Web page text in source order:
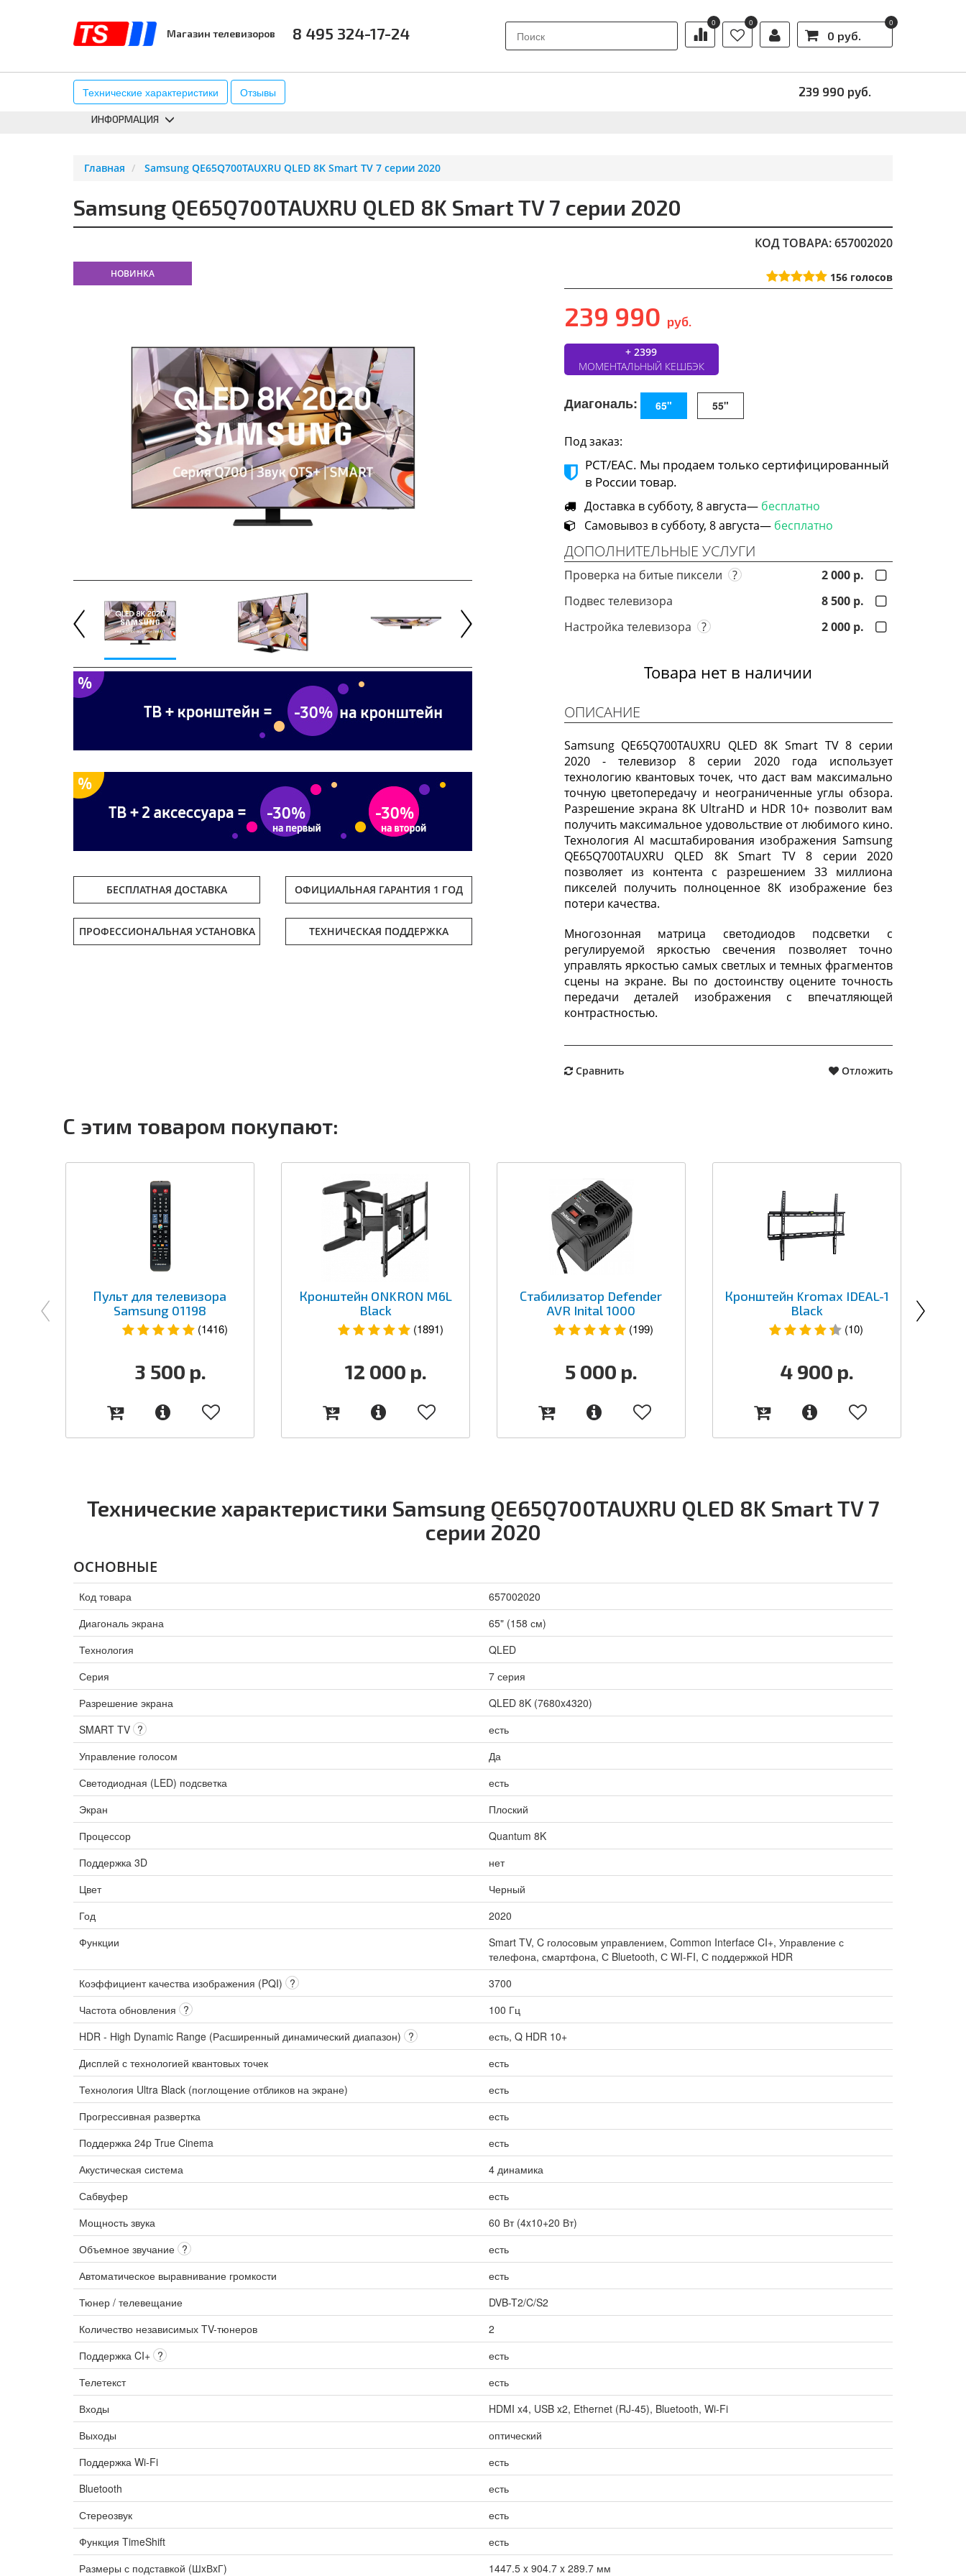
Магазин телевизоров 8 495 324-17-24
0 0
0 руб.
0
Технические характеристики Отзывы 239 990 руб.
КАТАЛОГ АКСЕССУАРЫ
ИНФОРМАЦИЯ
Главная Samsung QE65Q700TAUXRU QLED 8K Smart TV 7 серии 2020
Samsung QE65Q700TAUXRU QLED 8K Smart TV 7 серии 2020
КОД ТОВАРА: 657002020
НОВИНКА
БЕСПЛАТНАЯ ДОСТАВКА ОФИЦИАЛЬНАЯ ГАРАНТИЯ 1 ГОД
ТЕХНИЧЕСКАЯ ПОДДЕРЖКА
ПРОФЕССИОНАЛЬНАЯ УСТАНОВКА
156 голосов
239 990 руб.
+ 2399
МОМЕНТАЛЬНЫЙ КЕШБЭК
Диагональ: 65" 55"
Под заказ:
РСТ/ЕАС. Мы продаем только сертифицированный
в России товар.
Доставка в субботу, 8 августа— бесплатно
Самовывоз в субботу, 8 августа— бесплатно
ДОПОЛНИТЕЛЬНЫЕ УСЛУГИ
Проверка на битые пиксели ?
2 000 р.
Подвес телевизора
8 500 р.
Настройка телевизора
? 2 000 р.
Товара нет в наличии
ОПИСАНИЕ
Samsung QE65Q700TAUXRU QLED 8K Smart TV 8 серии
2020 - телевизор 8 серии 2020 года использует
технологию квантовых точек, что даст вам максимально
точную цветопередачу и неограниченные углы обзора.
Разрешение экрана 8K UltraHD и HDR 10+ позволит вам
получить максимальное удовольствие от любимого кино.
Технология AI масштабирования изображения Samsung
QE65Q700TAUXRU QLED 8K Smart TV 8 серии 2020
позволяет из контента с разрешением 33 миллиона
пикселей получить полноценное 8K изображение без
потери качества.
Многозонная матрица светодиодов подсветки с
регулируемой яркостью свечения позволяет точно
управлять яркостью самых светлых и темных фрагментов
сцены на экране. Вы по достоинству оцените точность
передачи деталей изображения с впечатляющей
контрастностью.
Сравнить Отложить
С этим товаром покупают:
Пульт для телевизора
Samsung 01198
(1416)
3 500 р.
Кронштейн ONKRON M6L
Black
(1891)
12 000 р.
Стабилизатор Defender
AVR Inital 1000
(199)
5 000 р.
Кронштейн Kromax IDEAL-1
Black
(10)
4 900 р.
Технические характеристики Samsung QE65Q700TAUXRU QLED 8K Smart TV 7
серии 2020
ОСНОВНЫЕ
Код товара
657002020
Диагональ экрана
65" (158 см)
Технология
QLED
Серия
7 серия
Разрешение экрана
QLED 8K (7680x4320)
SMART TV ?
есть
Управление голосом
Да
Светодиодная (LED) подсветка
есть
Экран
Плоский
Процессор
Quantum 8K
Поддержка 3D
нет
Цвет
Черный
Год
2020
Функции
Smart TV, C голосовым управлением, Common Interface CI+, Управление с
телефона, смартфона, С Bluetooth, С WI-FI, С поддержкой HDR
Коэффициент качества изображения (PQI) ?
3700
Частота обновления ?
100 Гц
HDR - High Dynamic Range (Расширенный динамический диапазон) ?
есть, Q HDR 10+
Дисплей с технологией квантовых точек
есть
Технология Ultra Black (поглощение отбликов на экране)
есть
Прогрессивная развертка
есть
Поддержка 24p True Cinema
есть
Акустическая система
4 динамика
Сабвуфер
есть
Мощность звука
60 Вт (4x10+20 Вт)
Объемное звучание ?
есть
Автоматическое выравнивание громкости
есть
Тюнер / телевещание
DVB-T2/C/S2
Количество независимых TV-тюнеров
2
Поддержка CI+ ?
есть
Телетекст
есть
Входы
HDMI x4, USB x2, Ethernet (RJ-45), Bluetooth, Wi-Fi
Выходы
оптический
Поддержка Wi-Fi
есть
Bluetooth
есть
Стереозвук
есть
Функция TimeShift
есть
Размеры с подставкой (ШxВxГ)
1447.5 x 904.7 x 289.7 мм